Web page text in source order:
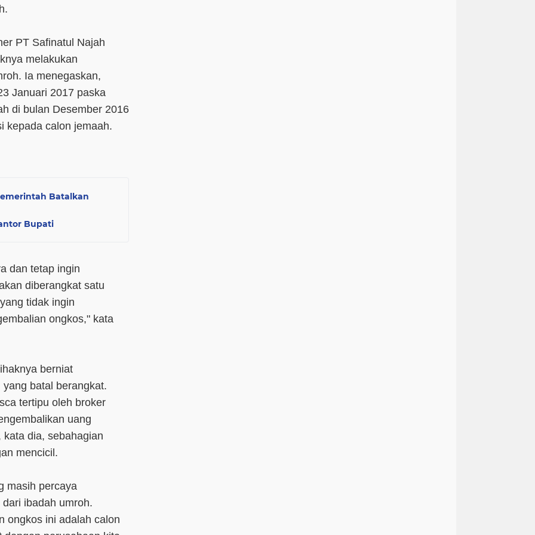
PT Safinatul Najah
melakukan
Ia menegaskan,
Januari 2017 paska
di bulan Desember 2016
kepada calon jemaah.
Batalkan
Bupati
dan tetap ingin
diberangkat satu
tidak ingin
ongkos," kata
berniat
batal berangkat.
tertipu oleh broker
uang
dia, sebahagian
mencicil.
masih percaya
ibadah umroh.
ongkos ini adalah calon